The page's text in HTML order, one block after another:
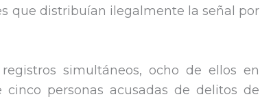
que distribuían ilegalmente la señal por
simultáneos, ocho de ellos en
personas acusadas de delitos de